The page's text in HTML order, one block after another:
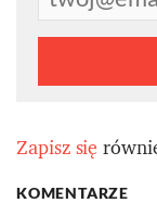
Zapisz się
KOMENTARZE